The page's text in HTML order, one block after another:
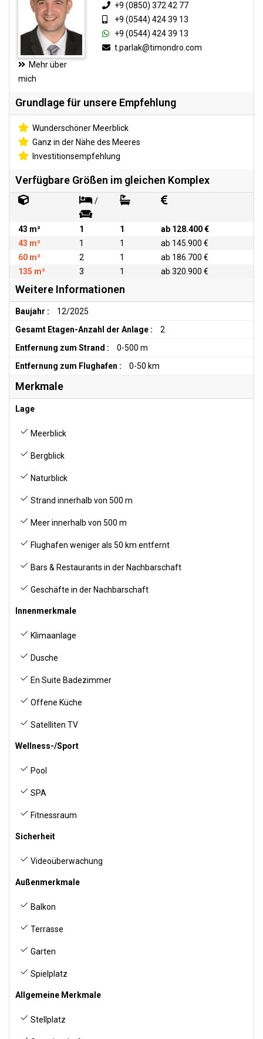
Mehr über
mich
+9 (0850) 372 42 77
+9 (0544) 424 39 13
+9 (0544) 424 39 13
t.parlak@timondro.com
Grundlage für unsere Empfehlung
Wunderschöner Meerblick
Ganz in der Nähe des Meeres
Investitionsempfehlung
Verfügbare Größen im gleichen Komplex
/
43 m² 1 1
ab 128.400 €
43 m²
1 1
ab 145.900 €
60 m²
2 1
ab 186.700 €
135 m²
3 1 ab 320.900 €
Weitere Informationen
Baujahr :
12/2025
Gesamt Etagen-Anzahl der Anlage :
2
Entfernung zum Strand :
0-500 m
Entfernung zum Flughafen :
0-50 km
Merkmale
Lage
Meerblick
Bergblick
Naturblick
Strand innerhalb von 500 m
Meer innerhalb von 500 m
Flughafen weniger als 50 km entfernt
Bars & Restaurants in der Nachbarschaft
Geschäfte in der Nachbarschaft
Innenmerkmale
Klimaanlage
Dusche
En Suite Badezimmer
Offene Küche
Satelliten TV
Wellness-/Sport
Pool
SPA
Fitnessraum
Sicherheit
Videoüberwachung
Außenmerkmale
Balkon
Terrasse
Garten
Spielplatz
Allgemeine Merkmale
Stellplatz